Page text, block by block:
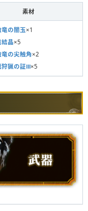
素材
竜の闇玉×1
晶×5
竜の尖触角×2
狩猟の証Ⅲ×5